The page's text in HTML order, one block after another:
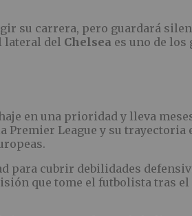
su carrera, pero guardará
lateral del Chelsea es uno de los
en una prioridad y lleva
League y su trayectoria
para cubrir debilidades
que tome el futbolista tras